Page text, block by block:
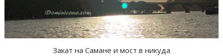
Закат на Самане и мост в никуда